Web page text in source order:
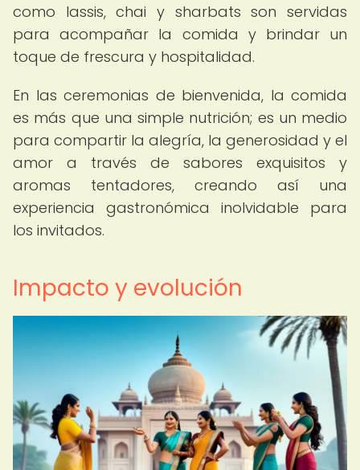
como lassis, chai y sharbats son servidas
para acompañar la comida y brindar un
toque de frescura y hospitalidad.
En las ceremonias de bienvenida, la comida
es más que una simple nutrición; es un medio
para compartir la alegría, la generosidad y el
amor a través de sabores exquisitos y
aromas tentadores, creando así una
experiencia gastronómica inolvidable para
los invitados.
Impacto y evolución